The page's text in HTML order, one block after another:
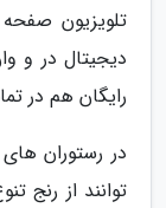
تلویزیون
دیجیتال در و
رایگان هم در
در رستوران
توانند از رنج